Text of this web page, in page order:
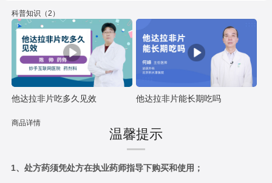
科普知识（2）
他达拉非片吃多久见效 他达拉非片能长期吃吗
商品详情
温馨提示
1、处方药须凭处方在执业药师指导下购买和使用；